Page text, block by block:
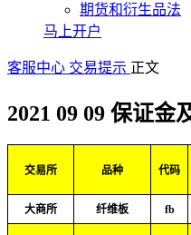
期货和衍生品法
马上开户
客服中心 交易提示 正文
2021 09 09 保证金
交易所 品种 代码
大商所 纤维板 fb